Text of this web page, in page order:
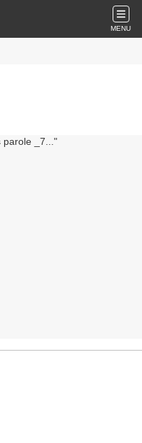
MENU